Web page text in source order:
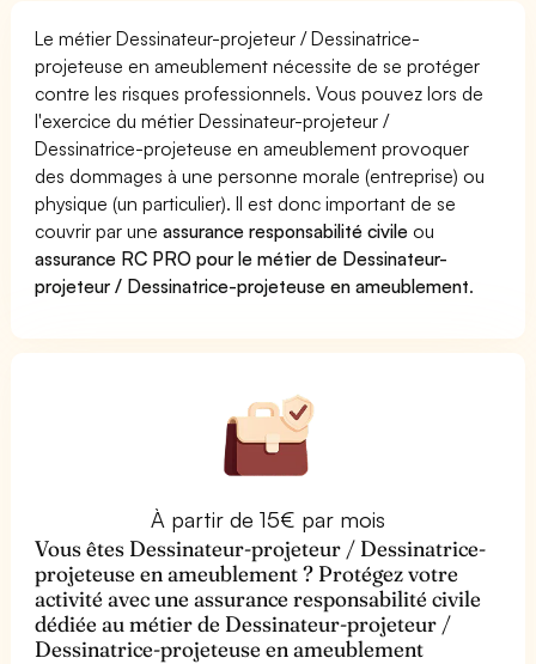
Le métier Dessinateur-projeteur / Dessinatrice-
projeteuse en ameublement nécessite de se protéger
contre les risques professionnels. Vous pouvez lors de
l'exercice du métier Dessinateur-projeteur /
Dessinatrice-projeteuse en ameublement provoquer
des dommages à une personne morale (entreprise) ou
physique (un particulier). Il est donc important de se
couvrir par uneassurance responsabilité civile ou
assurance RC PRO pour le métier de Dessinateur-
projeteur / Dessinatrice-projeteuse en ameublement.
À partir de 15€ par mois
Vous êtes Dessinateur-projeteur / Dessinatrice-
projeteuse en ameublement ? Protégez votre
activité avec une assurance responsabilité civile
dédiée au métier de Dessinateur-projeteur /
Dessinatrice-projeteuse en ameublement